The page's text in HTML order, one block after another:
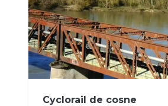
Cyclorail de cosne